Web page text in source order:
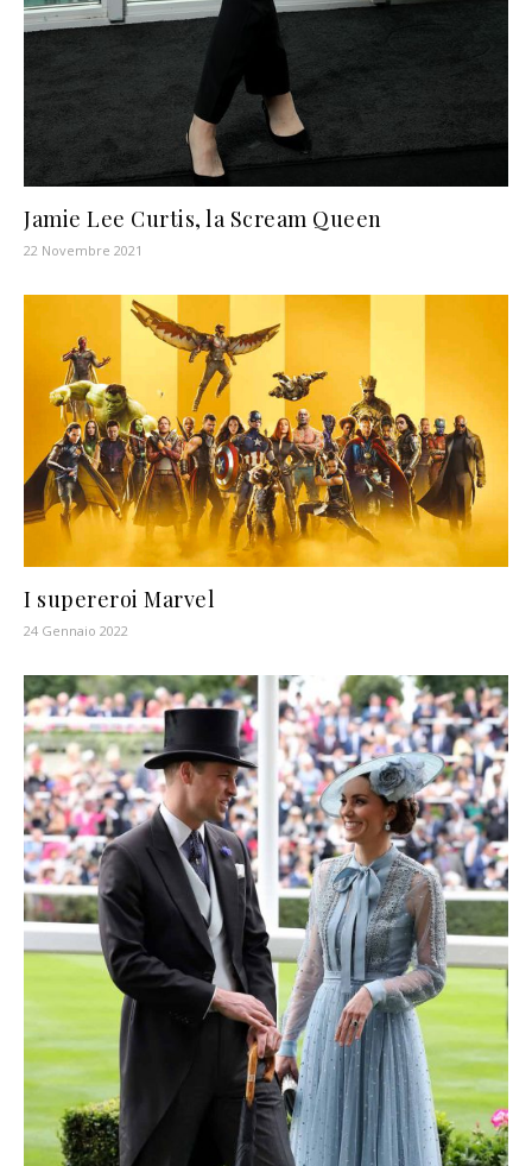
Jamie Lee Curtis, la Scream Queen
22 Novembre 2021
I supereroi Marvel
24 Gennaio 2022